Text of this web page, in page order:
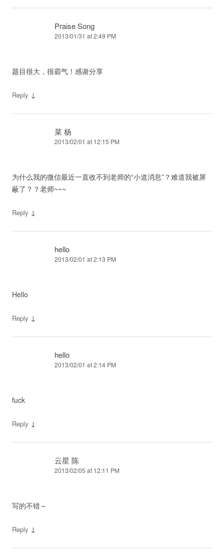
Praise Song
2013/01/31 at 2:49 PM
题目很大，很霸气！感谢分享
Reply ↓
菜 杨
2013/02/01 at 12:15 PM
为什么我的微信最近一直收不到老师的“小道消息”？难道我被屏
蔽了？？老师~~~
Reply ↓
hello
2013/02/01 at 2:13 PM
Hello
Reply ↓
hello
2013/02/01 at 2:14 PM
fuck
Reply ↓
云星 陈
2013/02/05 at 12:11 PM
写的不错～
Reply ↓